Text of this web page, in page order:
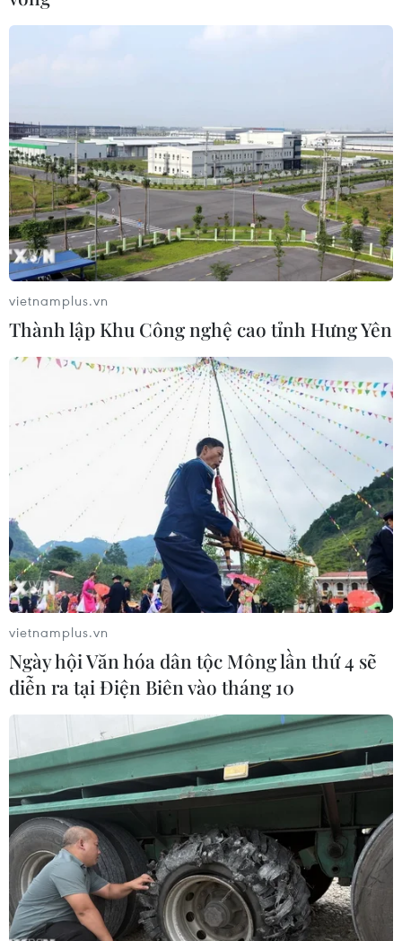
vietnamplus.vn
Thành lập Khu Công nghệ cao tỉnh Hưng Yên
vietnamplus.vn
Ngày hội Văn hóa dân tộc Mông lần thứ 4 sẽ
diễn ra tại Điện Biên vào tháng 10